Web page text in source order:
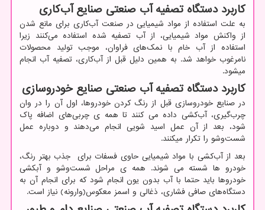
کاربرد دستگاه تصفیه آب صنعتی صنایع آب‌کاری
به علت استفاده از مواد شیمیایی در صنعت آب‌کاری برای مانع شدن
از واکنش مواد شیمیایی، از آب تصفیه شده استفاده می‌کنند زیرا
استفاده از آب خام با نمک‌های فراوان، موجب تولید محصولات
نامرغوب خواهد شد. به همین دلیل قبل از آب‌کاری، تصفیه آب انجام
میشود.
کاربرد دستگاه تصفیه آب صنعتی صنایع خودروسازی
در صنایع خودروسازی قبل از رنگ کردن خودروها، اول آن را در وان
چرب‌گیری، آب‌کشی داده می کنند تا همه ی چربی‌های اضافه پاک
شود، بعد از آن عمل اسید شویی انجام می‌دهند و دوباره عمل
شست‌و‌شو را تکرار میکنند.
بعد از آب‌کشی با مواد شیمیایی حاوی فسفات برای جذب بهتر رنگ،
خودرو ها شسته می شوند. همه ی مراحل شست‌‌و‌شو و آبکشی
خودروها باید حتما با آب بدون یون انجام شود که برای انجام آن به
دستگاه‌های صافی فشاری، ذغالی و اسمز معکوس(وارونه) نیاز است.